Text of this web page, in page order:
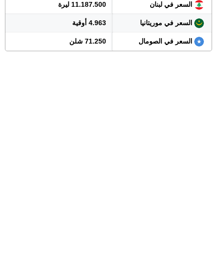
السعر في لبنان 11.187.500 ليرة
السعر في موريتانيا 4.963 أوقية
السعر في الصومال 71.250 شلن